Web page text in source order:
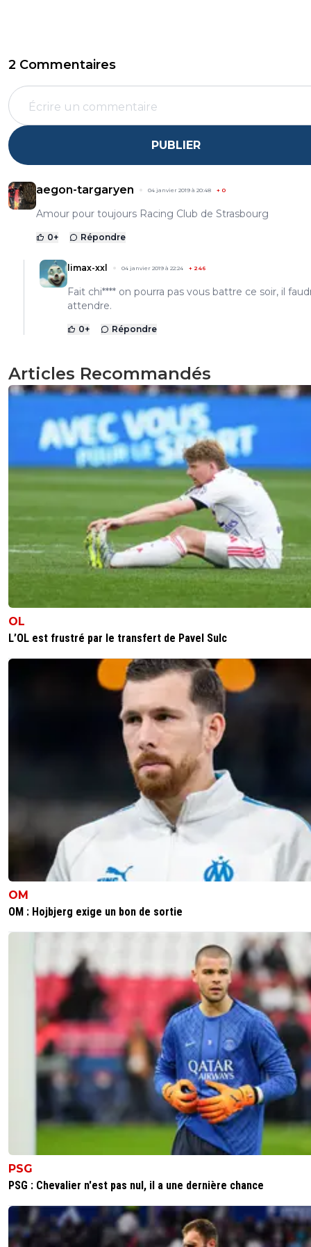
2 Commentaires
PUBLIER
aegon-targaryen 04 janvier 2019 à 20:48 + 0
Amour pour toujours Racing Club de Strasbourg
0+ Répondre
limax-xxl 04 janvier 2019 à 22:24 + 246
Fait chi**** on pourra pas vous battre ce soir, il
attendre.
0+ Répondre
Articles Recommandés
OL
L’OL est frustré par le transfert de Pavel Sulc
OM
OM : Hojbjerg exige un bon de sortie
PSG
PSG : Chevalier n'est pas nul, il a une dernière chance